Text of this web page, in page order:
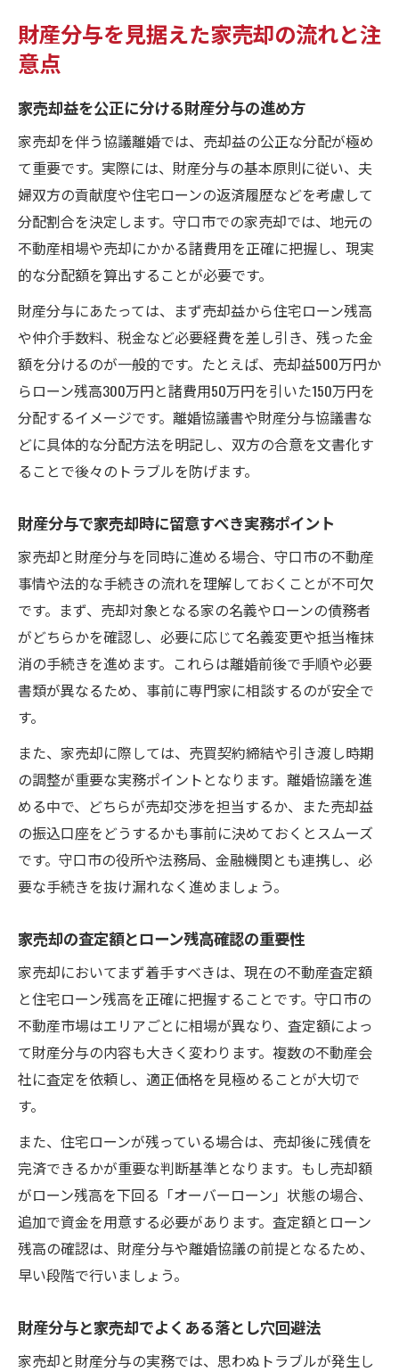
財産分与を見据えた家売却の流れと注
意点
家売却益を公正に分ける財産分与の進め方
家売却を伴う協議離婚では、売却益の公正な分配が極め
て重要です。実際には、財産分与の基本原則に従い、夫
婦双方の貢献度や住宅ローンの返済履歴などを考慮して
分配割合を決定します。守口市での家売却では、地元の
不動産相場や売却にかかる諸費用を正確に把握し、現実
的な分配額を算出することが必要です。
財産分与にあたっては、まず売却益から住宅ローン残高
や仲介手数料、税金など必要経費を差し引き、残った金
額を分けるのが一般的です。たとえば、売却益500万円か
らローン残高300万円と諸費用50万円を引いた150万円を
分配するイメージです。離婚協議書や財産分与協議書な
どに具体的な分配方法を明記し、双方の合意を文書化す
ることで後々のトラブルを防げます。
財産分与で家売却時に留意すべき実務ポイント
家売却と財産分与を同時に進める場合、守口市の不動産
事情や法的な手続きの流れを理解しておくことが不可欠
です。まず、売却対象となる家の名義やローンの債務者
がどちらかを確認し、必要に応じて名義変更や抵当権抹
消の手続きを進めます。これらは離婚前後で手順や必要
書類が異なるため、事前に専門家に相談するのが安全で
す。
また、家売却に際しては、売買契約締結や引き渡し時期
の調整が重要な実務ポイントとなります。離婚協議を進
める中で、どちらが売却交渉を担当するか、また売却益
の振込口座をどうするかも事前に決めておくとスムーズ
です。守口市の役所や法務局、金融機関とも連携し、必
要な手続きを抜け漏れなく進めましょう。
家売却の査定額とローン残高確認の重要性
家売却においてまず着手すべきは、現在の不動産査定額
と住宅ローン残高を正確に把握することです。守口市の
不動産市場はエリアごとに相場が異なり、査定額によっ
て財産分与の内容も大きく変わります。複数の不動産会
社に査定を依頼し、適正価格を見極めることが大切で
す。
また、住宅ローンが残っている場合は、売却後に残債を
完済できるかが重要な判断基準となります。もし売却額
がローン残高を下回る「オーバーローン」状態の場合、
追加で資金を用意する必要があります。査定額とローン
残高の確認は、財産分与や離婚協議の前提となるため、
早い段階で行いましょう。
財産分与と家売却でよくある落とし穴回避法
家売却と財産分与の実務では、思わぬトラブルが発生し